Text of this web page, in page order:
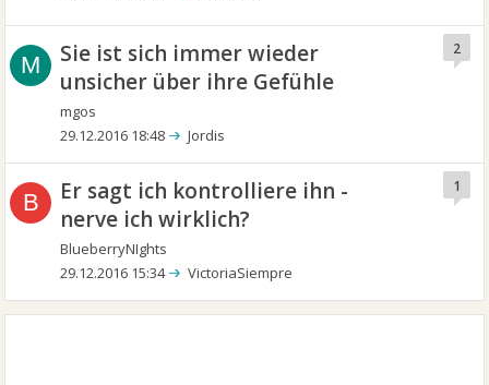
M
Sie ist sich immer wieder
unsicher über ihre Gefühle
mgos
2
29.12.2016 18:48 Jordis
B
Er sagt ich kontrolliere ihn -
nerve ich wirklich?
BlueberryNIghts
1
29.12.2016 15:34 VictoriaSiempre